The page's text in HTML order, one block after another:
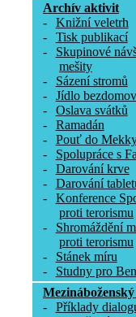
Archív aktivit
-
Knižní veletrh
-
Tisk publikací
-
Skupinové
mešity
-
Sázení stromů
-
Jídlo
-
Oslava svátků
-
Ramadán
-
Pouť do
-
Spolupráce s
-
Darování krve
-
Darování
-
Konference
proti terorismu
-
Shromáždění
proti terorismu
-
Stánek míru
-
Studny pro
-
Příklady